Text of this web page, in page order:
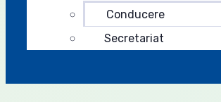
Conducere
Secretariat